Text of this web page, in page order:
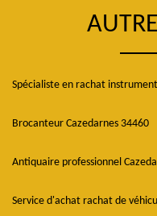
Spécialiste en rachat
Brocanteur Cazedarnes 34460
Antiquaire professionnel
Service d'achat rachat de